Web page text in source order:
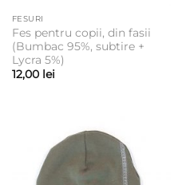
FESURI
Fes pentru copii, din fasii
(Bumbac 95%, subtire +
Lycra 5%)
12,00 lei